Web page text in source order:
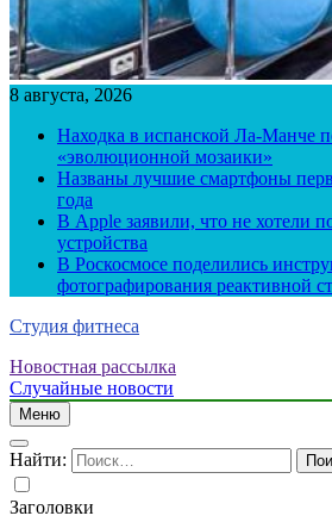
8 августа, 2026
Находка в испанской Ла-Манче
«эволюционной мозаики»
Названы лучшие смартфоны
года
В Apple заявили, что не хотели
устройства
В Роскосмосе поделились
фотографирования реактивной
Студия фитнеса
Новостная рассылка
Случайные новости
Меню
Найти:
Заголовки